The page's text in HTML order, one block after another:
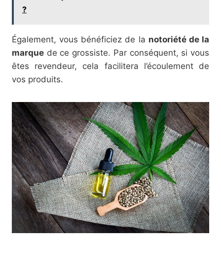
?
Également, vous bénéficiez de la notoriété de la
marque de ce grossiste. Par conséquent, si vous
êtes revendeur, cela facilitera l’écoulement de
vos produits.